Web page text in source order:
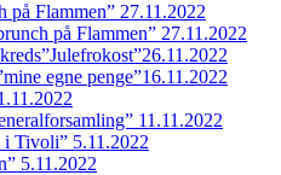
på Flammen” 27.11.2022
på Flammen” 27.11.2022
egne penge”16.11.2022
11.11.2022
Tivoli” 5.11.2022
5.11.2022